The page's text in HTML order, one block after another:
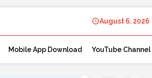
August 6, 2026
Mobile App Download YouTube Channel